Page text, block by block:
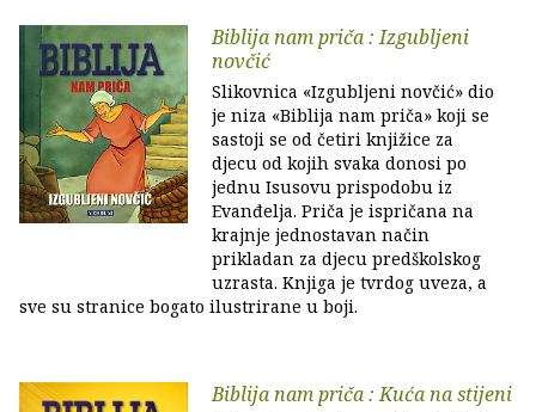
Biblija nam priča : Izgubljeni
novčić
Slikovnica «Izgubljeni novčić» dio
je niza «Biblija nam priča» koji se
sastoji se od četiri knjižice za
djecu od kojih svaka donosi po
jednu Isusovu prispodobu iz
Evanđelja. Priča je ispričana na
krajnje jednostavan način
prikladan za djecu predškolskog
uzrasta. Knjiga je tvrdog uveza, a
sve su stranice bogato ilustrirane u boji.
Biblija nam priča : Kuća na stijeni